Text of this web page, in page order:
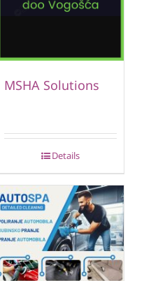
MSHA Solutions
Details